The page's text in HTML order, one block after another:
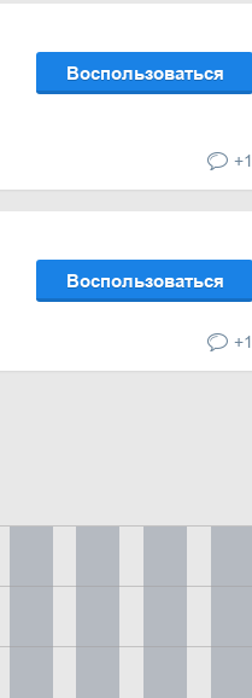
Воспользоваться
+1
Воспользоваться
+1